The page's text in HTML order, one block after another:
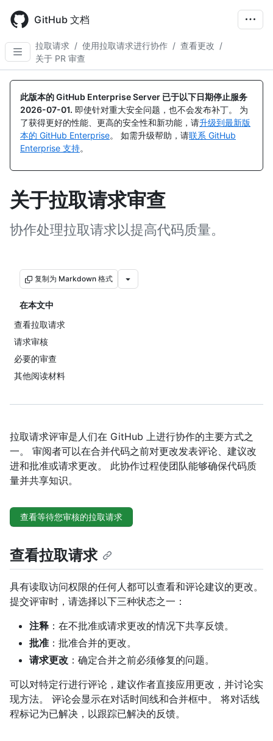
main
content
GitHub 文档
拉取请求 / 使用拉取请求进行协作 / 查看更改 /
关于 PR 审查
此版本的 GitHub Enterprise Server 已于以下日期停止服务
2026-07-01. 即使针对重大安全问题，也不会发布补丁。 为
了获得更好的性能、更高的安全性和新功能，请升级到最新版
本的 GitHub Enterprise。 如需升级帮助，请联系 GitHub
Enterprise 支持。
关于拉取请求审查
协作处理拉取请求以提高代码质量。
复制为 Markdown 格式
在本文中
查看拉取请求
请求审核
必要的审查
其他阅读材料
拉取请求评审是人们在 GitHub 上进行协作的主要方式之
一。 审阅者可以在合并代码之前对更改发表评论、建议改
进和批准或请求更改。 此协作过程使团队能够确保代码质
量并共享知识。
查看等待您审核的拉取请求
查看拉取请求
具有读取访问权限的任何人都可以查看和评论建议的更改。
提交评审时，请选择以下三种状态之一：
注释 ：在不批准或请求更改的情况下共享反馈。
批准 ：批准合并的更改。
请求更改 ：确定合并之前必须修复的问题。
可以对特定行进行评论，建议作者直接应用更改，并讨论实
现方法。 评论会显示在对话时间线和合并框中。 将对话线
程标记为已解决，以跟踪已解决的反馈。